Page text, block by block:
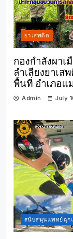
ยาเสพติด
กองกำลังผา
ลำเลียงยาเส
พื้นที่ อำเภอแ
Admin July
สนับสนุนแพทย์ฉุก